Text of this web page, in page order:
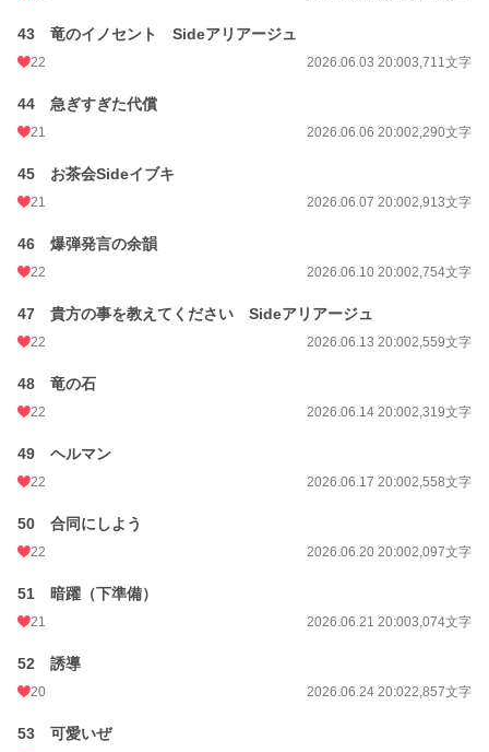
43 竜のイノセント Sideアリアージュ
22 2026.06.03 20:003,711文字
44 急ぎすぎた代償
21 2026.06.06 20:002,290文字
45 お茶会Sideイブキ
21 2026.06.07 20:002,913文字
46 爆弾発言の余韻
22 2026.06.10 20:002,754文字
47 貴方の事を教えてください Sideアリアージュ
22 2026.06.13 20:002,559文字
48 竜の石
22 2026.06.14 20:002,319文字
49 ヘルマン
22 2026.06.17 20:002,558文字
50 合同にしよう
22 2026.06.20 20:002,097文字
51 暗躍（下準備）
21 2026.06.21 20:003,074文字
52 誘導
20 2026.06.24 20:022,857文字
53 可愛いぜ